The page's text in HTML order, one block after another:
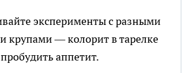
эксперименты с разными
крупами — колорит в тарелке
аппетит.